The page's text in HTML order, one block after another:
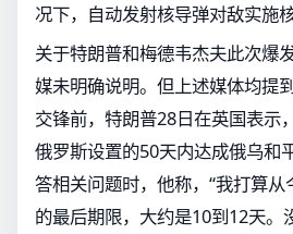
况下，自动发射核导弹对敌实施核
关于特朗普和梅德韦杰夫此次爆
媒未明确说明。但上述媒体均提
交锋前，特朗普28日在英国表示
俄罗斯设置的50天内达成俄乌和
答相关问题时，他称，“我打算
的最后期限，大约是10到12天。